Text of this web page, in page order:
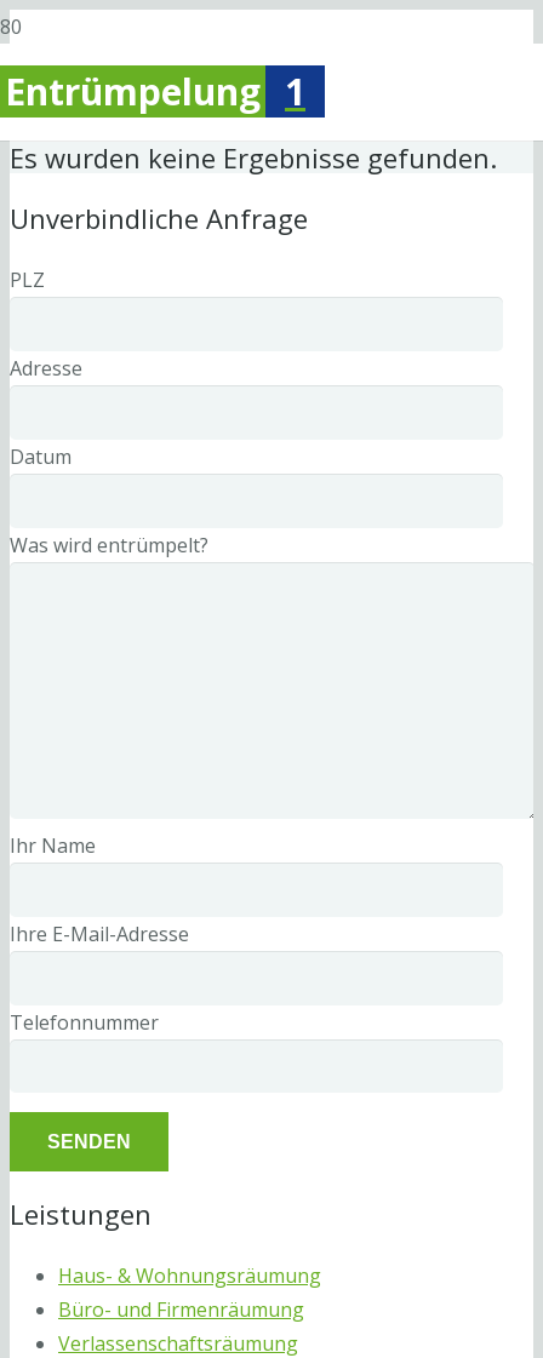
Entrümpelung 1
Es wurden keine Ergebnisse gefunden.
Unverbindliche Anfrage
PLZ
Adresse
Datum
Was wird entrümpelt?
Ihr Name
Ihre E-Mail-Adresse
Telefonnummer
Leistungen
Haus- & Wohnungsräumung
Büro- und Firmenräumung
Verlassenschaftsräumung